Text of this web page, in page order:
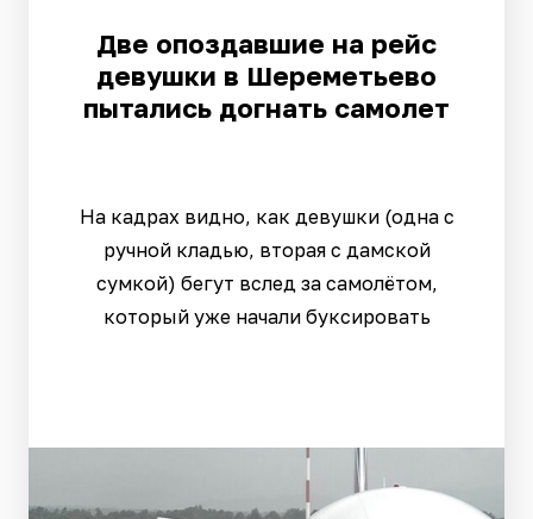
Две опоздавшие на рейс
девушки в Шереметьево
пытались догнать самолет
На кадрах видно, как девушки (одна с
ручной кладью, вторая с дамской
сумкой) бегут вслед за самолётом,
который уже начали буксировать